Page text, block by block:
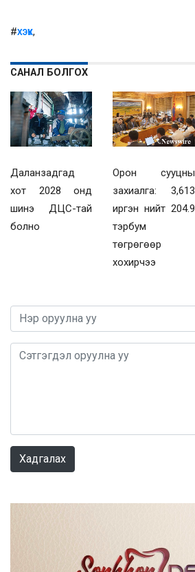
#ХЭҮК,
САНАЛ БОЛГОХ
Даланзадгад
хот 2028 онд
шинэ ДЦС-тай
болно
Орон сууцны
захиалга: 3,613
иргэн нийт 204.9
тэрбум
төгрөгөөр
хохирчээ
Хадгалах